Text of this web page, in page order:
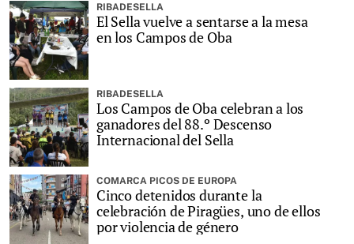
RIBADESELLA
El Sella vuelve a sentarse a la mesa
en los Campos de Oba
RIBADESELLA
Los Campos de Oba celebran a los
ganadores del 88.º Descenso
Internacional del Sella
COMARCA PICOS DE EUROPA
Cinco detenidos durante la
celebración de Piragües, uno de ellos
por violencia de género